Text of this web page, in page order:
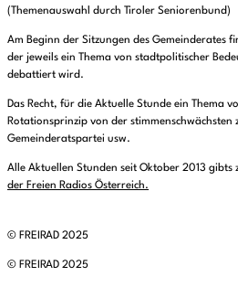
(Themenauswahl durch Tiroler Seniorenbund)
Am Beginn der Sitzungen des Gemeinderates
der jeweils ein Thema von stadtpolitischer
debattiert wird.
Das Recht, für die Aktuelle Stunde ein Thema
Rotationsprinzip von der stimmenschwächsten
Gemeinderatspartei usw.
Alle Aktuellen Stunden seit Oktober 2013 gibts
der Freien Radios Österreich.
© FREIRAD 2025
© FREIRAD 2025